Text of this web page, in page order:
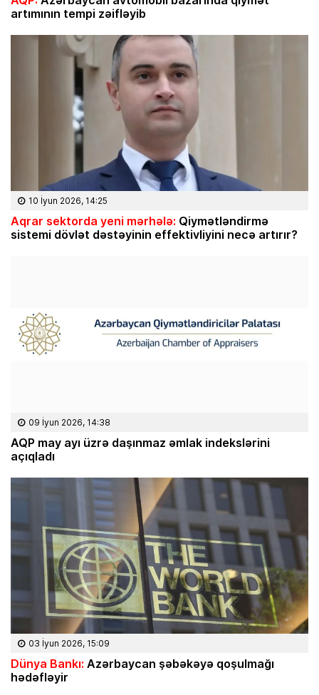
artımının tempi zəifləyib
10 İyun 2026, 14:25
Aqrar sektorda yeni mərhələ: Qiymətləndirmə
sistemi dövlət dəstəyinin effektivliyini necə artırır?
09 İyun 2026, 14:38
AQP may ayı üzrə daşınmaz əmlak indekslərini
açıqladı
03 İyun 2026, 15:09
Dünya Bankı: Azərbaycan şəbəkəyə qoşulmağı
hədəfləyir